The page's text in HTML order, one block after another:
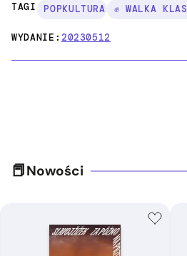
TAGI: POPKULTURA ✊ WALKA KLAS
WYDANIE:20230512
Nowości